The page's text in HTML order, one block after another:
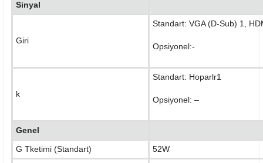
Sinyal
Giri
Standart: VGA (D-Sub) 1,
Opsiyonel:-
k
Standart: Hoparlr1
Opsiyonel: –
Genel
G Tketimi (Standart) 52W